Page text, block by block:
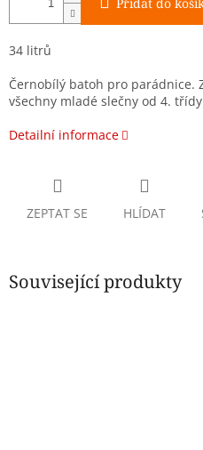
Přidat do
34 litrů
Černobílý batoh pro parádnice.
všechny mladé slečny od 4.
Detailní informace
ZEPTAT SE HLÍDAT
Související produkty